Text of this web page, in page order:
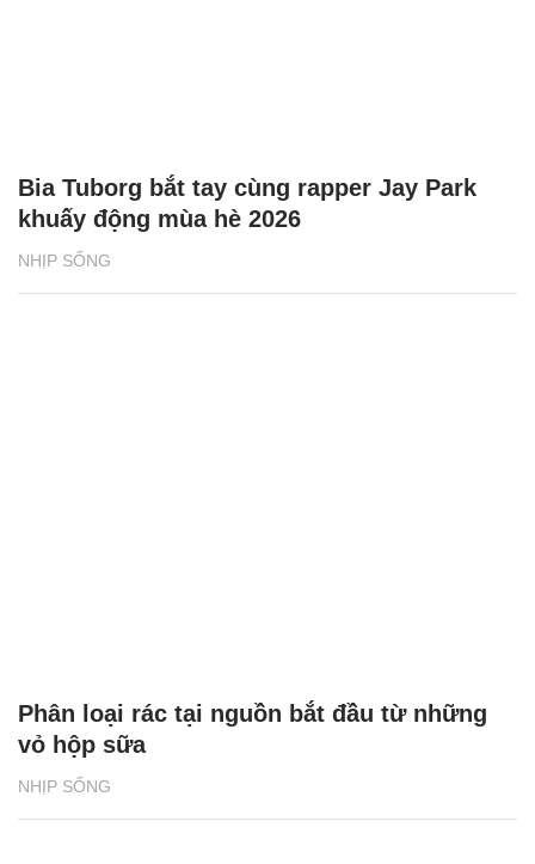
NHỊP SỐNG
Bia Tuborg bắt tay cùng rapper Jay Park
khuấy động mùa hè 2026
NHỊP SỐNG
Phân loại rác tại nguồn bắt đầu từ những
vỏ hộp sữa